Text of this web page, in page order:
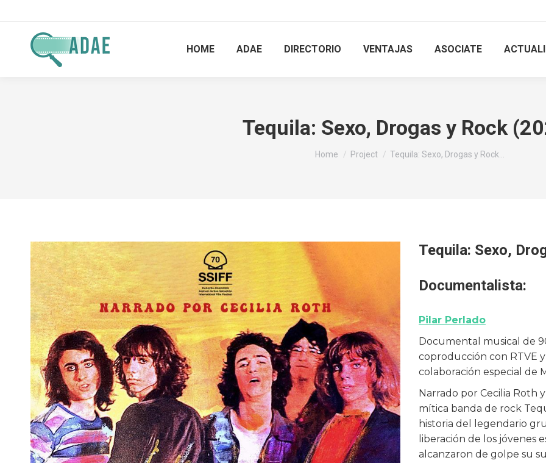
HOME ADAE DIRECTORIO VENTAJAS ASOCIATE
Tequila: Sexo, Drogas y Rock
You are here:
Home Project Tequila: Sexo, Drogas y Rock…
Tequila: Sexo,
Documentalista:
Pilar Perlado
Documental musical de
coproducción con RTVE
colaboración especial de
Narrado por Cecilia Roth
mítica banda de rock
historia del legendario
liberación de los jóvenes
alcanzaron de golpe su